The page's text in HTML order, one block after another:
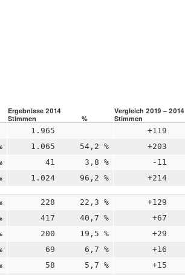
Ergebnisse 2014
Vergleich 2019 – 2014
Stimmen % Stimmen
1.965 +119
1.065 54,2 % +203
41 3,8 % -11
1.024 96,2 % +214
228 22,3 % +129
417 40,7 % +67
200 19,5 % +29
69 6,7 % +16
58 5,7 % +15